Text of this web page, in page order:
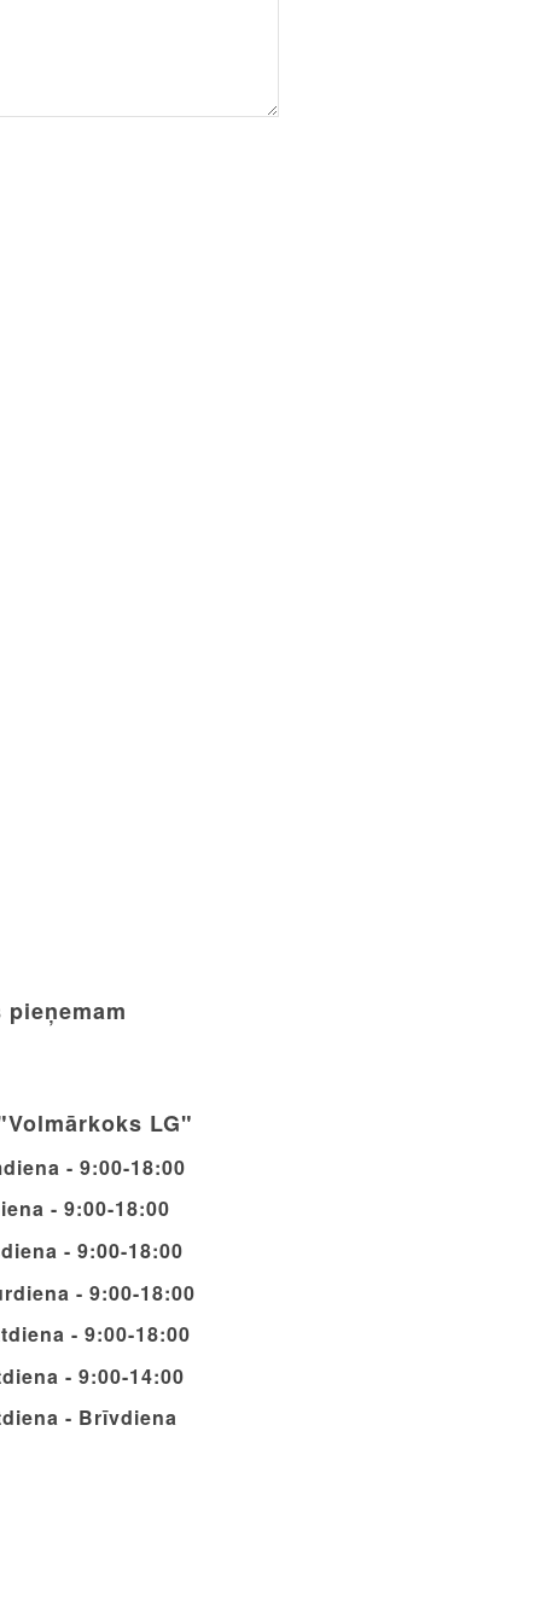
pieņemam
LG"
- 9:00-18:00
- 9:00-18:00
- 9:00-18:00
- 9:00-18:00
- 9:00-18:00
- 9:00-14:00
- Brīvdiena